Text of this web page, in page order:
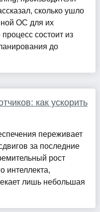
сколько ушло
ОС для их
состоит из
до
как ускорить
переживает
за последние
рост
интеллекта,
лишь небольшая